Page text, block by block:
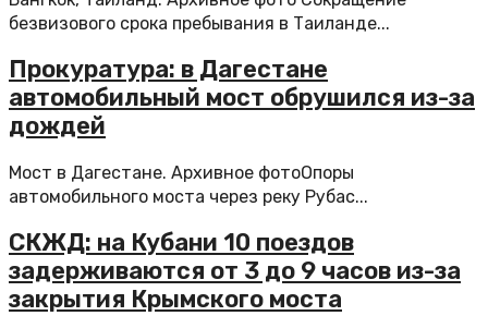
безвизового срока пребывания в Таиланде...
Прокуратура: в Дагестане
автомобильный мост обрушился из-за
дождей
Мост в Дагестане. Архивное фотоОпоры
автомобильного моста через реку Рубас...
СКЖД: на Кубани 10 поездов
задерживаются от 3 до 9 часов из-за
закрытия Крымского моста